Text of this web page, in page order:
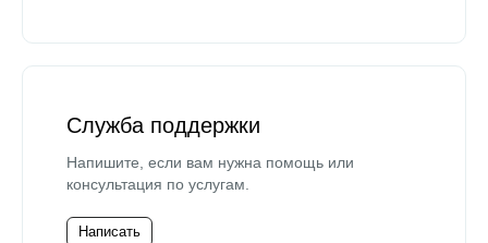
Служба поддержки
Напишите, если вам нужна помощь или
консультация по услугам.
Написать